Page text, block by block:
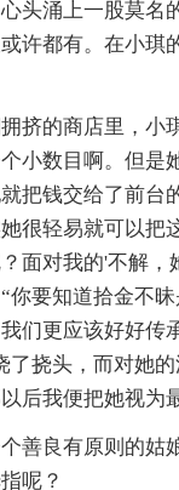
头涌上一股莫名
许都有。在小琪
挤的商店里，小
小数目啊。但是
把钱交给了前台
很轻易就可以把
面对我的'不解，
你要知道拾金不
们更应该好好传
了挠头，而对她
后我便把她视为
善良有原则的姑
呢？